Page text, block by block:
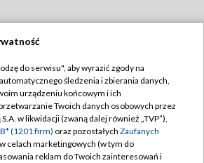
TVP
TVP
Regulamin TVP
Polityka prywatności
Moje zgody
do serwisu", aby wyrazić zgody na
śledzenia i zbierania danych,
urządzeniu końcowym i ich
Twoich danych osobowych przez
w likwidacji (zwaną dalej również „TVP”),
(1201 firm) oraz pozostałych Zaufanych
celach marketingowych (w tym do
reklam do Twoich zainteresowań i